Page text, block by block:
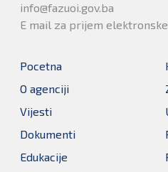
info@fazuoi.gov.ba
E mail za prijem
Pocetna
O agenciji
Vijesti
Dokumenti
Edukacije